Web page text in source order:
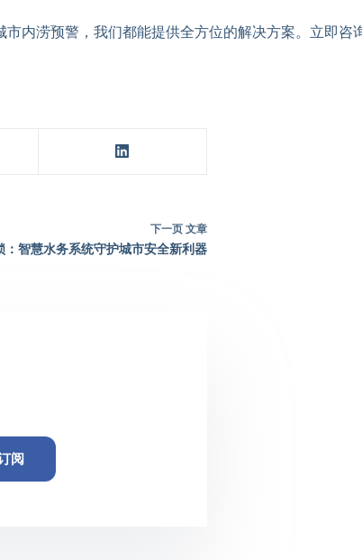
内涝预警，我们都能提供全方位的解决方案。立即咨
下一页 文章
：智慧水务系统守护城市安全新利器
阅